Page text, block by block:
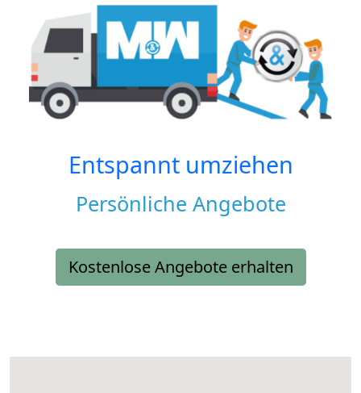
Entspannt umziehen
Persönliche Angebote
Kostenlose Angebote erhalten